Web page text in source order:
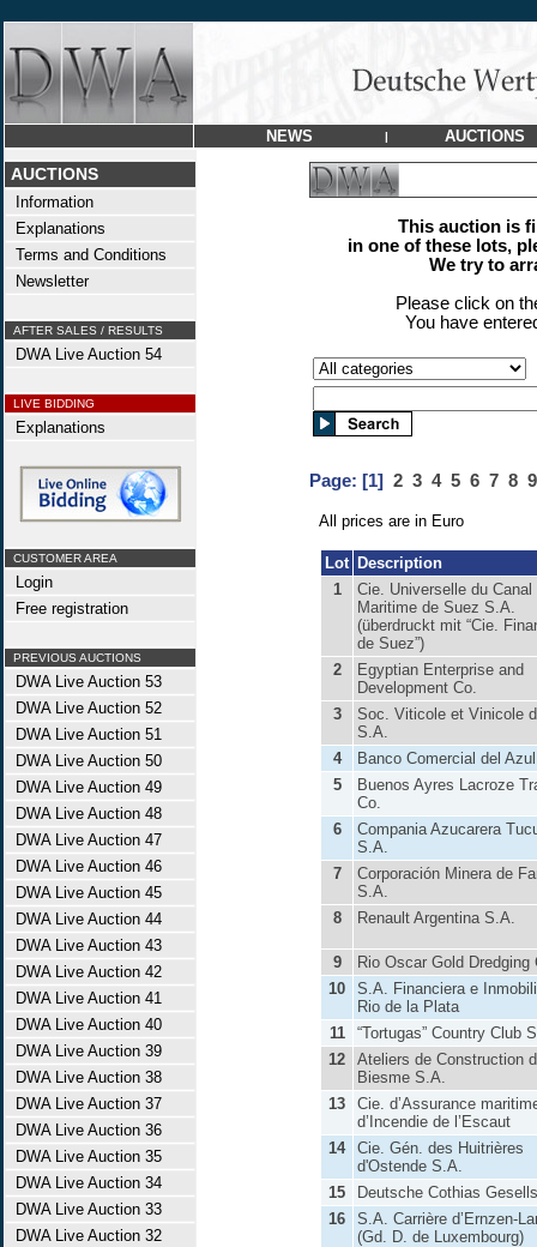
NEWS | AUCTIONS
AUCTIONS
Information
Explanations
Terms and Conditions
Newsletter
AFTER SALES / RESULTS
DWA Live Auction 54
LIVE BIDDING
Explanations
CUSTOMER AREA
Login
Free registration
PREVIOUS AUCTIONS
DWA Live Auction 53
DWA Live Auction 52
DWA Live Auction 51
DWA Live Auction 50
DWA Live Auction 49
DWA Live Auction 48
DWA Live Auction 47
DWA Live Auction 46
DWA Live Auction 45
DWA Live Auction 44
DWA Live Auction 43
DWA Live Auction 42
DWA Live Auction 41
DWA Live Auction 40
DWA Live Auction 39
DWA Live Auction 38
DWA Live Auction 37
DWA Live Auction 36
DWA Live Auction 35
DWA Live Auction 34
DWA Live Auction 33
DWA Live Auction 32
This auction is
in one of these lots,
We try to
Please click on
You have
Page: [1] 2 3 4 5 6 7 8 9
All prices are in Euro
Lot Description
1
Cie. Universelle du Canal
Maritime de Suez S.A.
(überdruckt mit “Cie.
de Suez”)
2
Egyptian Enterprise and
Development Co.
3
Soc. Viticole et Vinicole
S.A.
4
Banco Comercial del
5
Buenos Ayres Lacroze
Co.
6
Compania Azucarera
S.A.
7
Corporación Minera de
S.A.
8
Renault Argentina S.A.
9
Rio Oscar Gold Dredging
10
S.A. Financiera e
Rio de la Plata
11
“Tortugas” Country Club
12
Ateliers de Construction
Biesme S.A.
13
Cie. d’Assurance
d’Incendie de l’Escaut
14
Cie. Gén. des Huitrières
d'Ostende S.A.
15
Deutsche Cothias
16
S.A. Carrière d’Ernzen-
(Gd. D. de Luxembourg)